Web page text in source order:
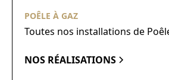
POÊLE À GAZ
Toutes nos installations de
NOS RÉALISATIONS